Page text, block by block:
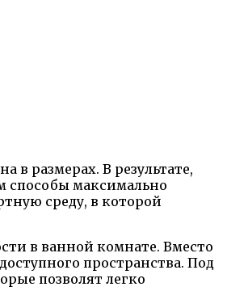
в размерах. В результате,
способы максимально
среду, в которой
в ванной комнате. Вместо
пространства. Под
позволят легко